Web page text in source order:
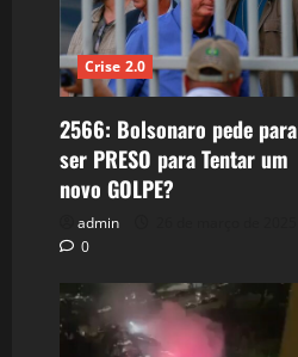
Crise 2.0
2566: Bolsonaro pede para
ser PRESO para Tentar um
novo GOLPE?
admin
0